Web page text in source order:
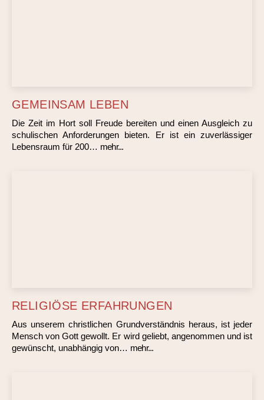
GEMEINSAM LEBEN
Die Zeit im Hort soll Freude bereiten und einen Ausgleich zu
schulischen Anforderungen bieten. Er ist ein zuverlässiger
Lebensraum für 200… mehr...
RELIGIÖSE ERFAHRUNGEN
Aus unserem christlichen Grundverständnis heraus, ist jeder
Mensch von Gott gewollt. Er wird geliebt, angenommen und ist
gewünscht, unabhängig von… mehr...